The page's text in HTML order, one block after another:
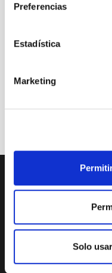
Preferencias
Estadística
Marketing
Solo
Tony Kushner
+ Ficha artística